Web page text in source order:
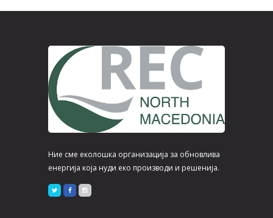
Ние сме еколошка организација за обновлива
енергија која нуди еко производи и решенија.